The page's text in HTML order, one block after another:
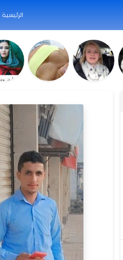
الرئيسية